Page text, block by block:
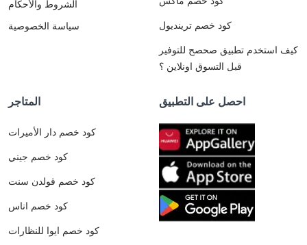
الشروط والأحكام
سياسة الخصوصية
كود خصم ترينديول
كيف استخدم تطبيق صحصح للتوفير
قبل التسوق اونلاين ؟
المتاجر
كود خصم دار الأميرات
كود خصم جيني
كود خصم قولدن سنت
كود خصم اناس
كود خصم ايوا للنظارات
احصل على التطبيق